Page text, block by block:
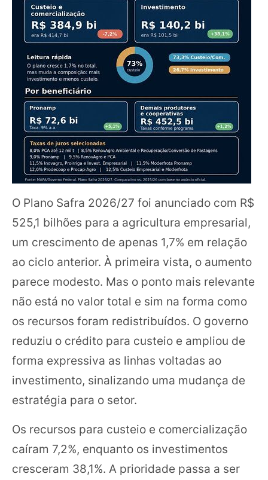
O Plano Safra 2026/27 foi anunciado com R$
525,1 bilhões para a agricultura empresarial,
um crescimento de apenas 1,7% em relação
ao ciclo anterior. À primeira vista, o aumento
parece modesto. Mas o ponto mais relevante
não está no valor total e sim na forma como
os recursos foram redistribuídos. O governo
reduziu o crédito para custeio e ampliou de
forma expressiva as linhas voltadas ao
investimento, sinalizando uma mudança de
estratégia para o setor.
Os recursos para custeio e comercialização
caíram 7,2%, enquanto os investimentos
cresceram 38,1%. A prioridade passa a ser